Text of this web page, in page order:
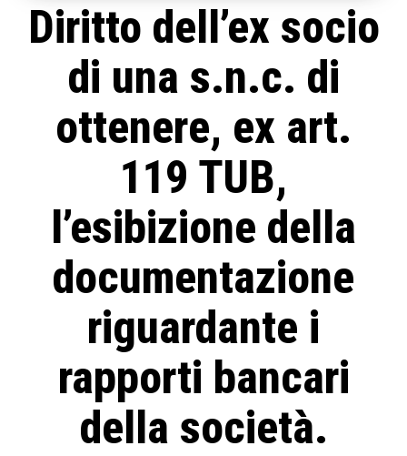
Diritto dell’ex socio
di una s.n.c. di
ottenere, ex art.
119 TUB,
l’esibizione della
documentazione
riguardante i
rapporti bancari
della società.